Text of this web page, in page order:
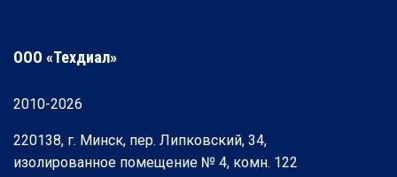
ООО «Техдиал»
2010-2026
220138, г. Минск, пер. Липковский, 34,
изолированное помещение № 4, комн. 122